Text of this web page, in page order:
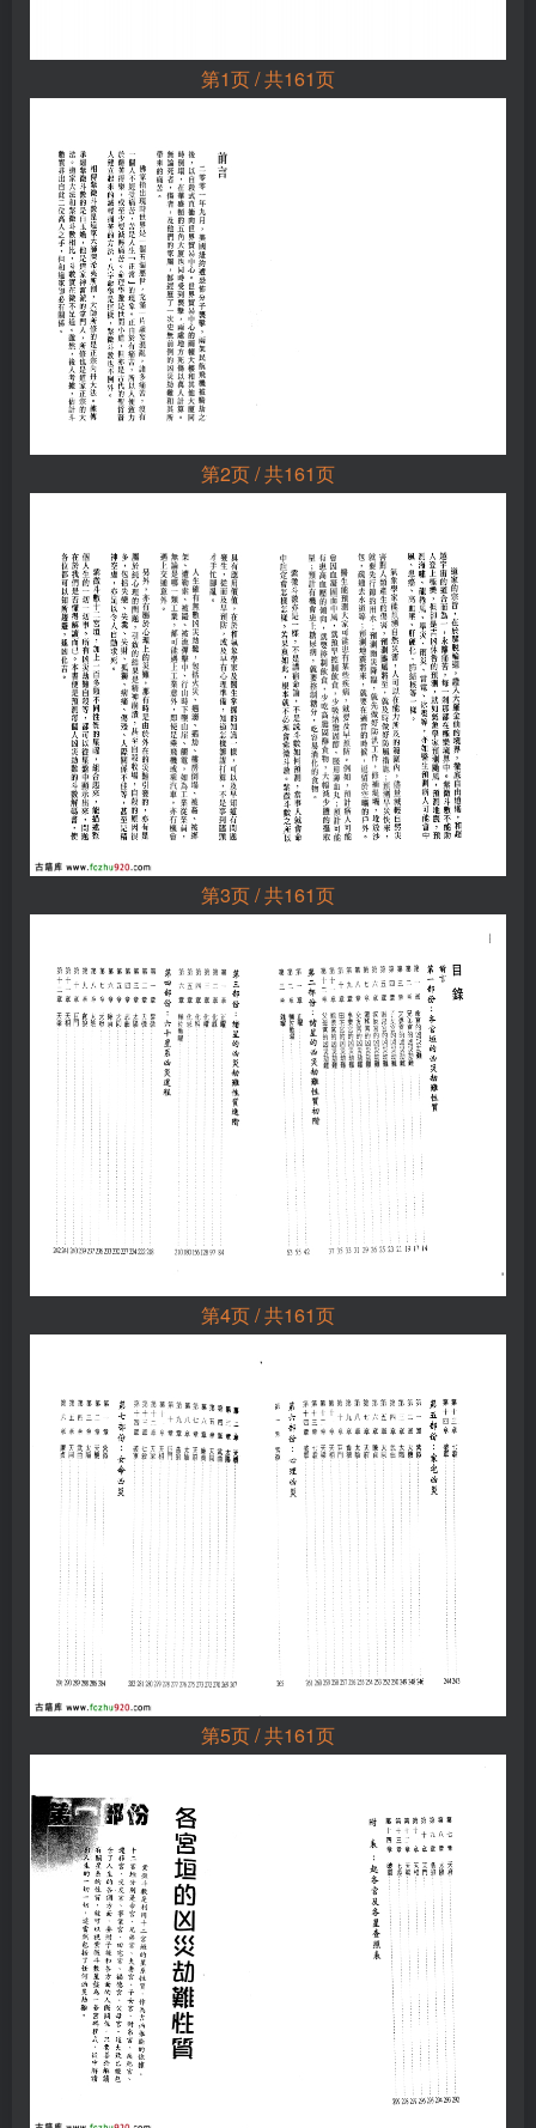
第1页 / 共161页
第2页 / 共161页
第3页 / 共161页
第4页 / 共161页
第5页 / 共161页